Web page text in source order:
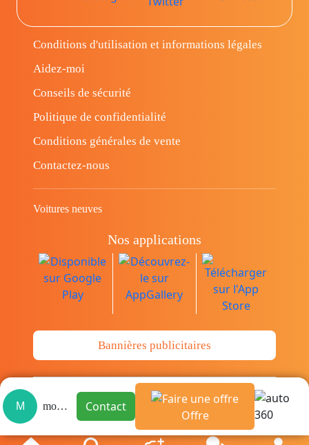
M mourad Contact
Offre
Conditions d'utilisation et informations légales
Aidez-moi
Conseils de sécurité
Politique de confidentialité
Conditions générales de vente
Contactez-nous
Voitures neuves
Nos applications
Bannières publicitaires
© Copyright 2014-2026 Cava.tn Limited Tous
les droits sont réservés.